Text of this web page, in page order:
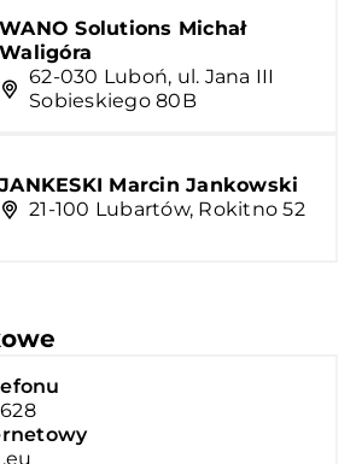
WANO Solutions Michał
Waligóra
62-030 Luboń, ul. Jana III
Sobieskiego 80B
JANKESKI Marcin Jankowski
21-100 Lubartów, Rokitno 52